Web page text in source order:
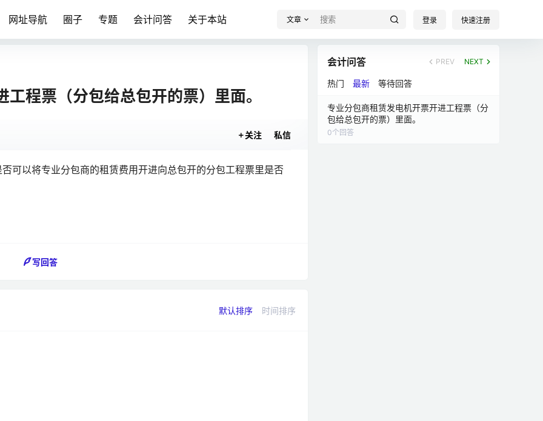
网址导航 圈子 专题 会计问答 关于本站 文章 登录 快速注册
程票（分包给总包开的票）里面。
关注 私信
可以将专业分包商的租赁费用开进向总包开的分包工程票里是否
写回答
默认排序 时间排序
会计问答 PREV NEXT
热门 最新 等待回答
专业分包商租赁发电机开票开进工程票（分
包给总包开的票）里面。
0个回答